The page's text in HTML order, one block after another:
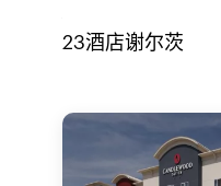
23酒店谢尔茨